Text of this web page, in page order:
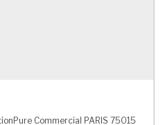
Commercial PARIS 75015